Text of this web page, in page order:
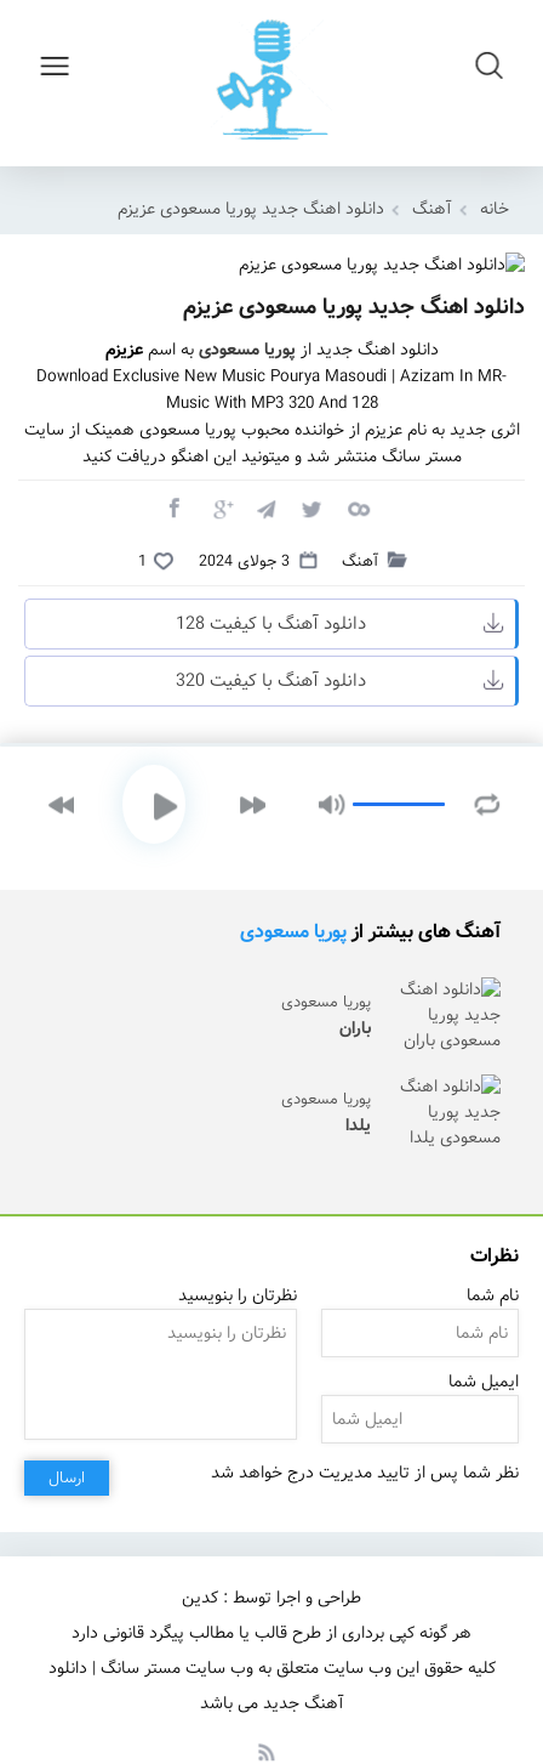
خانه آهنگ دانلود اهنگ جدید پوریا مسعودی عزیزم
دانلود اهنگ جدید پوریا مسعودی عزیزم
دانلود اهنگ جدید از پوریا مسعودیبه اسمعزیزم
Download Exclusive New Music Pourya Masoudi | Azizam In MR-
Music With MP3 320 And 128
اثری جدید به نام عزیزم از خواننده محبوب پوریا مسعودی همینک از سایت
مستر سانگ منتشر شد و میتونید این اهنگو دریافت کنید
آهنگ 3 جولای 2024 1
دانلود آهنگ با کیفیت 128
دانلود آهنگ با کیفیت 320
آهنگ های بیشتر ازپوریا مسعودی
پوریا مسعودی
باران
پوریا مسعودی
یلدا
نظرات
نام شما
ایمیل شما
نظرتان را بنویسید
نظر شما پس از تایید مدیریت درج خواهد شد ارسال
طراحی و اجرا توسط : کدین
هر گونه کپی برداری از طرح قالب یا مطالب پیگرد قانونی دارد
کلیه حقوق این وب سایت متعلق به وب سایت مستر سانگ | دانلود
آهنگ جدید می باشد